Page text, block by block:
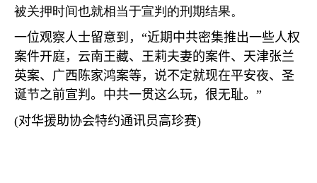
被关押时间也就相当于宣判的刑期结果。
一位观察人士留意到， “近期中共密集推出一些人权
案件开庭，云南王藏、王莉夫妻的案件、天津张兰
英案、广西陈家鸿案等，说不定就现在平安夜、圣
诞节之前宣判。中共一贯这么玩，很无耻。 ”
(对华援助协会特约通讯员高珍赛)